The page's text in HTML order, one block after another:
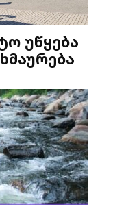
უწყება